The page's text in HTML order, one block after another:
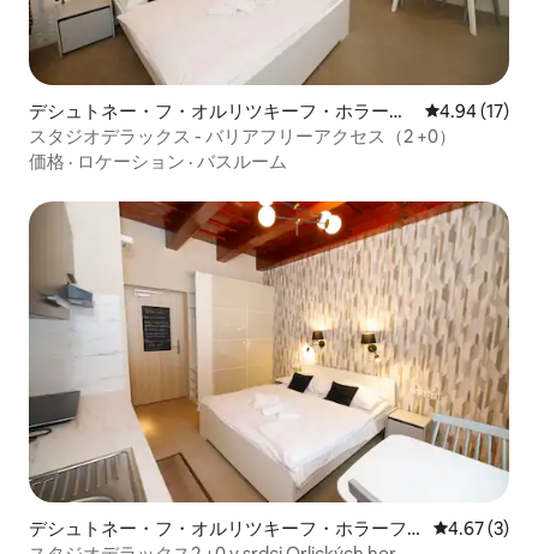
デシュトネー・フ・オルリツキーフ・ホラーフ
の個室
レビュー17
4.94 (17)
スタジオデラックス - バリアフリーアクセス（2 +0）
価格 · ロケーション · バスルーム
デシュトネー・フ・オルリツキーフ・ホラーフ
レビュー3
4.67 (3)